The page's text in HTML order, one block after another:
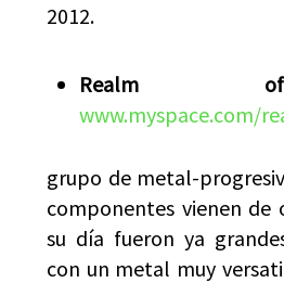
2012.
Realm
www.myspace.com/
grupo de metal-
componentes vienen de
su día fueron ya
con un metal muy